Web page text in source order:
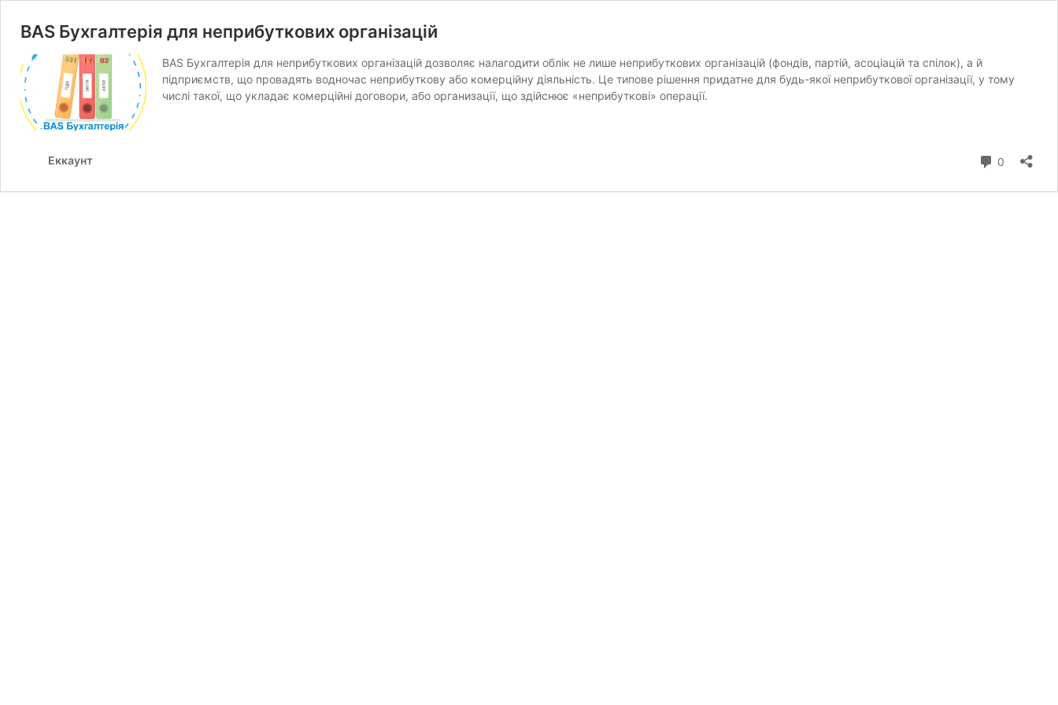
BAS Бухгалтерія для неприбуткових організацій
BAS Бухгалтерія для неприбуткових організацій дозволяє налагодити облік не лише неприбуткових організацій (фондів, партій, асоціацій та спілок), а й
підприємств, що провадять водночас неприбуткову або комерційну діяльність. Це типове рішення придатне для будь-якої неприбуткової організації, у тому
числі такої, що укладає комерційні договори, або организації, що здійснює «неприбуткові» операції.
Еккаунт 0